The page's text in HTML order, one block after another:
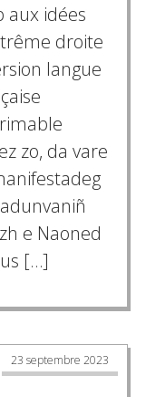
aux idées
droite
langue
zo, da vare
e Naoned
[…]
23 septembre 2023